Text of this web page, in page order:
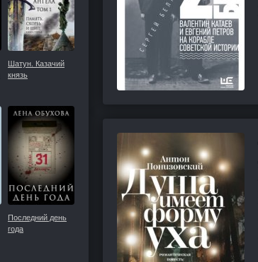
Шатун. Казачий
князь
Последний день
года